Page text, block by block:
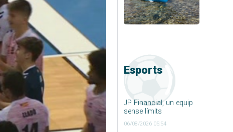
Esports
JP Financial, un equip
sense límits
06/08/2026 05:54